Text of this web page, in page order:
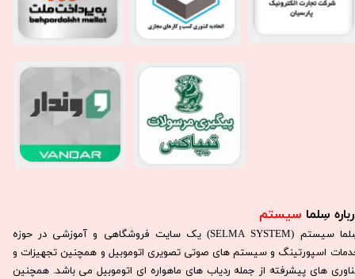
سِلما سیستم​​​​​​​
سِلما سيستم (SELMA SYSTEM) یک سایت فروشگاهی و آموزشی در حوزه
اسپورتینگ و سیستم های صوتی تصویری اتوموبیل و همچنین تجهیزات و
های پیشرفته از جمله ردیاب های ماهواره ای اتوموبیل می باشد. همچنين